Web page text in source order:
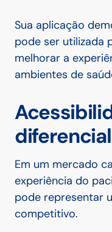
Sua aplicação
pode ser utilizada
melhorar a
ambientes de
Em um mercado
experiência do
pode representar
competitivo.